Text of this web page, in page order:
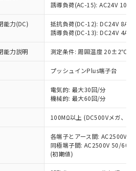
誘導負荷(AC-15): AC24V
能力(DC)
抵抗負荷(DC-12): DC24V 8A/
誘導負荷(DC-13): DC24V 4A/
能力説明 測定条件: 周囲温度 20±2℃、
プッシュインPlus端子台
電気的: 最大30回/分
機械的: 最大60回/分
100MΩ以上 (DC500Vメガ、点
各端子とアース間: AC2500V
同極端子間: AC2500V 50/
(初期値)
読みいただき、同意のうえ
。
スは、当社制御機器事業取扱
社在庫状況および標準価格
提供させていただくもので
機器事業取扱商品の中には、
スの対象外となる商品もある
了承ください。
および標準価格照会結果は、
いる更新日時点での社内デー
き作成されるものであり、閲
時点での実際の在庫および標
は異なる場合があることをご
EU RoHS指令（10物質）の
の商品で、対応品を出す予
。
EU RoHS指令（10物質）の
況を調査中または確認中の
センス料など無形物で、有
係のない商品です。
により、非含有部品として
有品と判明した場合などや
ることがあります。
下、 水銀(Hg) 1000ppm以下、 カド
1000ppm以下、ポリ臭化ビフェニル
以下、ポリ臭化ジフェニルエーテル類
以下、フタル酸ビス(2-エチルヘキシ
表
質材料含有率が中国RoHSの
ることを示します。
質材料含有率が中国RoHSの
いることを示します。
です。当社販売部門へお問
い。
の基準値 (GB/T26572)：
Hg(水銀) : 1000ppm、 Cd(カドミウ
: 1000ppm、 PBBs(ポリ臭化ビフェ
これら貴社製品のうち、外国
び外国貿易法に定める商品
規制貨物等」という）を輸出
輸出許可(または役務取引許
するなどの必要な手続きを